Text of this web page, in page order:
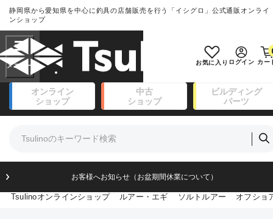
静岡県から愛知県を中心に釣具の店舗販売を行う「イシグロ」公式通販オンライ
ンショップ
お気に入り ログイン カー
オンライン
ショップ
中古
ショップ
ビルディング
パーツ
お客様へお知らせ（お盆期間休業について）
Tsulinoオンラインショップ ルアー・エギ ソルトルアー オフショ
フリーワード
商品カテゴリ
リール・カスタムパーツ(14)
ルアー・エギ(171)
フィッシングアパレル(174)
針・仕掛(156)
ランクとは？
良
SA
新古品（メーカー問屋から仕入れ
た未使用品）
※店頭展示時の置き傷が付いているも
のも含む
傷が極めて少ない極上品